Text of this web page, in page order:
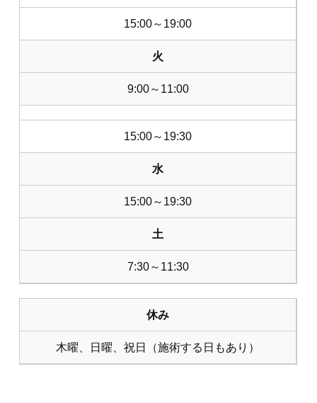
15:00～19:00
火
9:00～11:00
15:00～19:30
水
15:00～19:30
土
7:30～11:30
休み
木曜、日曜、祝日（施術する日もあり）